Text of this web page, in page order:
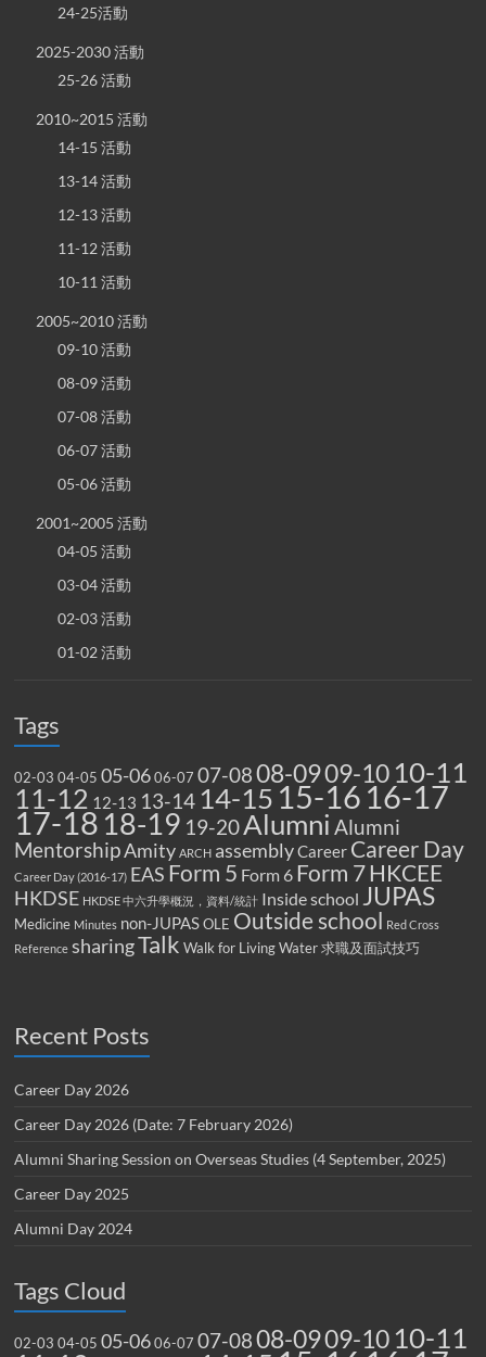
24-25活動
2025-2030 活動
25-26 活動
2010~2015 活動
14-15 活動
13-14 活動
12-13 活動
11-12 活動
10-11 活動
2005~2010 活動
09-10 活動
08-09 活動
07-08 活動
06-07 活動
05-06 活動
2001~2005 活動
04-05 活動
03-04 活動
02-03 活動
01-02 活動
Tags
02-03 04-05 05-06 06-07 07-0808-0909-10 10-11
11-12 12-13 13-14 14-15 15-16 16-17
17-18 18-19 19-20Alumni Alumni
MentorshipAmity ARCH assemblyCareer Career Day
Career Day (2016-17) EAS Form 5 Form 6 Form 7HKCEE
HKDSE HKDSE 中六升學概況，資料/統計 Inside school JUPAS
Medicine Minutes non-JUPAS OLE Outside school Red Cross
Reference sharingTalk Walk for Living Water 求職及面試技巧
Recent Posts
Career Day 2026
Career Day 2026 (Date: 7 February 2026)
Alumni Sharing Session on Overseas Studies (4 September, 2025)
Career Day 2025
Alumni Day 2024
Tags Cloud
02-03 04-05 05-06 06-07 07-0808-0909-10 10-11